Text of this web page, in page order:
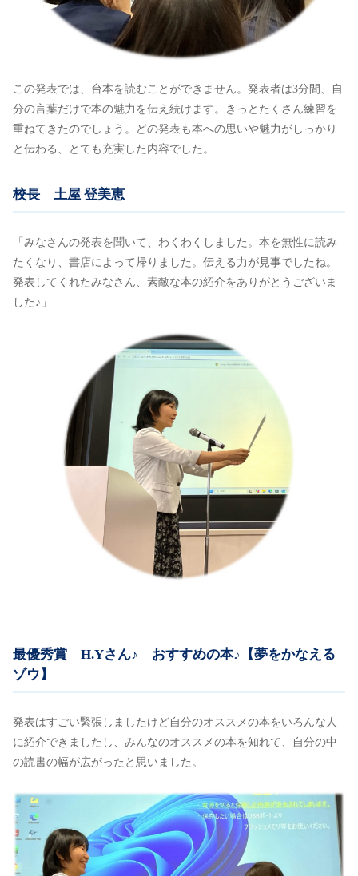
この発表では、台本を読むことができません。発表者は3分間、自
分の言葉だけで本の魅力を伝え続けます。きっとたくさん練習を
重ねてきたのでしょう。どの発表も本への思いや魅力がしっかり
と伝わる、とても充実した内容でした。
校長 土屋 登美恵
「みなさんの発表を聞いて、わくわくしました。本を無性に読み
たくなり、書店によって帰りました。伝える力が見事でしたね。
発表してくれたみなさん、素敵な本の紹介をありがとうございま
した♪」
最優秀賞 H.Yさん♪ おすすめの本♪【夢をかなえる
ゾウ】
発表はすごい緊張しましたけど自分のオススメの本をいろんな人
に紹介できましたし、みんなのオススメの本を知れて、自分の中
の読書の幅が広がったと思いました。